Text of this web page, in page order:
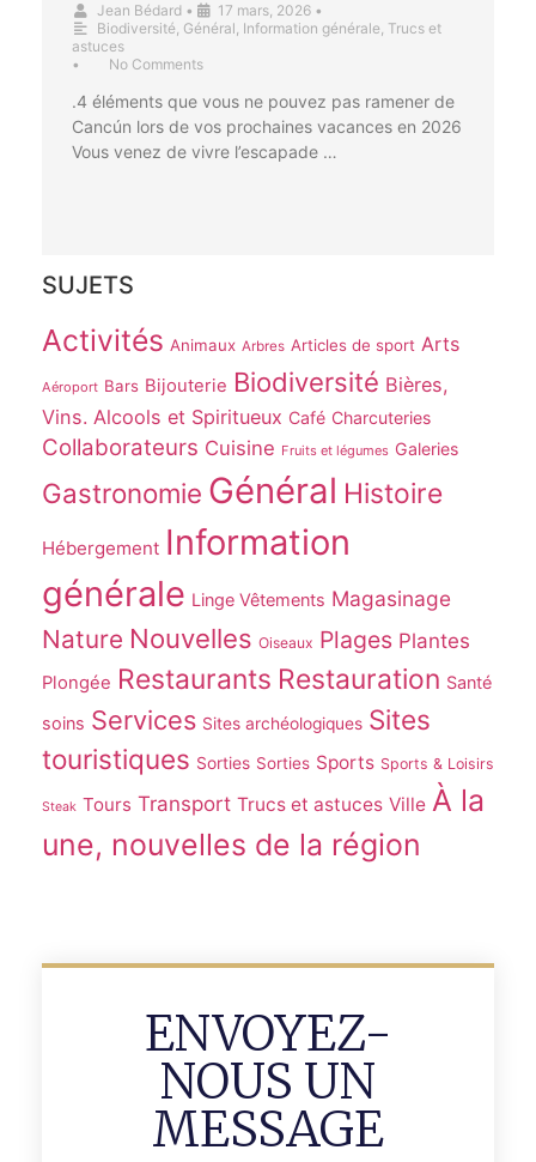
Jean Bédard • 17 mars, 2026 •
Biodiversité, Général, Information générale, Trucs et
astuces
•
No Comments
.4 éléments que vous ne pouvez pas ramener de
Cancún lors de vos prochaines vacances en 2026
Vous venez de vivre l’escapade …
SUJETS
Activités Animaux Arbres Articles de sport Arts
Aéroport Bars Bijouterie Biodiversité Bières,
Vins. Alcools et Spiritueux Café Charcuteries
Collaborateurs Cuisine Fruits et légumes Galeries
Gastronomie Général Histoire
Hébergement Information
générale Linge Vêtements Magasinage
Nature Nouvelles Oiseaux Plages Plantes
Plongée Restaurants Restauration Santé
soins Services Sites archéologiques Sites
touristiques Sorties Sorties Sports Sports & Loisirs
Steak Tours Transport Trucs et astuces Ville À la
une, nouvelles de la région
ENVOYEZ-
NOUS UN
MESSAGE